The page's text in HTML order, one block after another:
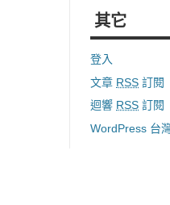
其它
登入
文章 RSS 訂閱
迴響 RSS 訂閱
WordPress 台